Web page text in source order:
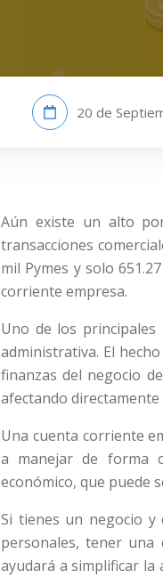
20 de
Aún existe un alto
transacciones
mil Pymes y solo
corriente empresa.
Uno de los
administrativa. El
finanzas del negocio
afectando directamente
Una cuenta corriente
a manejar de forma
económico, que puede
Si tienes un negocio y
personales, tener
ayudará a simplificar